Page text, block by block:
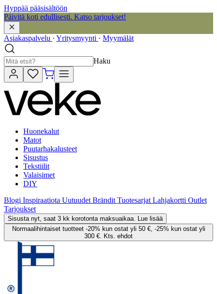
Hyppää pääsisältöön
Päivitä koti edullisesti. Katso tarjoukset!
Asiakaspalvelu · Yritysmyynti · Myymälät
Haku
Huonekalut
Matot
Puutarhakalusteet
Sisustus
Tekstiilit
Valaisimet
DIY
Blogi Inspiraatiota Uutuudet Brändit Tuotesarjat Lahjakortti Outlet
Tarjoukset
Sisusta nyt, saat 3 kk korotonta maksuaikaa. Lue lisää
Normaalihintaiset tuotteet -20% kun ostat yli 50 €, -25% kun ostat yli
300 €. Kts. ehdot